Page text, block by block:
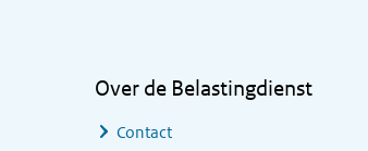
Over de Belastingdienst
Contact